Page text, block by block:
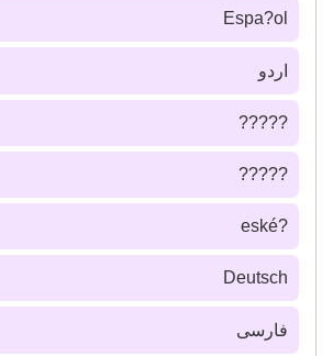
Espa?ol
اردو
?????
?????
?eské
Deutsch
فارسى